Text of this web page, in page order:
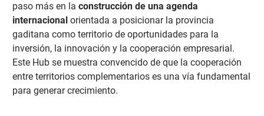
paso más en la construcción de una agenda
internacionalorientada a posicionar la provincia
gaditana como territorio de oportunidades para la
inversión, la innovación y la cooperación empresarial.
Este Hub se muestra convencido de que la cooperación
entre territorios complementarios es una vía fundamental
para generar crecimiento.